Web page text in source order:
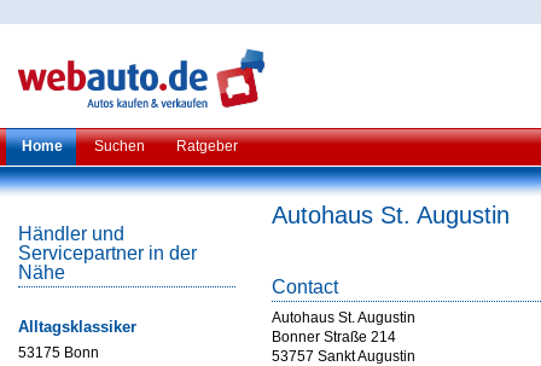
Home Suchen Ratgeber
Händler und
Servicepartner in der
Nähe
Alltagsklassiker
53175 Bonn
Autohaus St. Augustin
Contact
Autohaus St. Augustin
Bonner Straße 214
53757 Sankt Augustin